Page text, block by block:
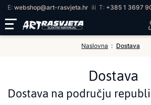
E: webshop@art-rasvjeta.hr ili T: +385 1 3697
Naslovna Dostava
Dostava
Dostava na području